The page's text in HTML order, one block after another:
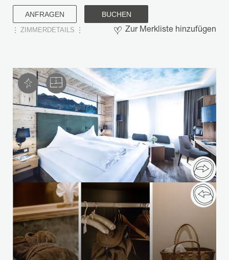
ANFRAGEN BUCHEN
ZIMMERDETAILS Zur Merkliste hinzufügen